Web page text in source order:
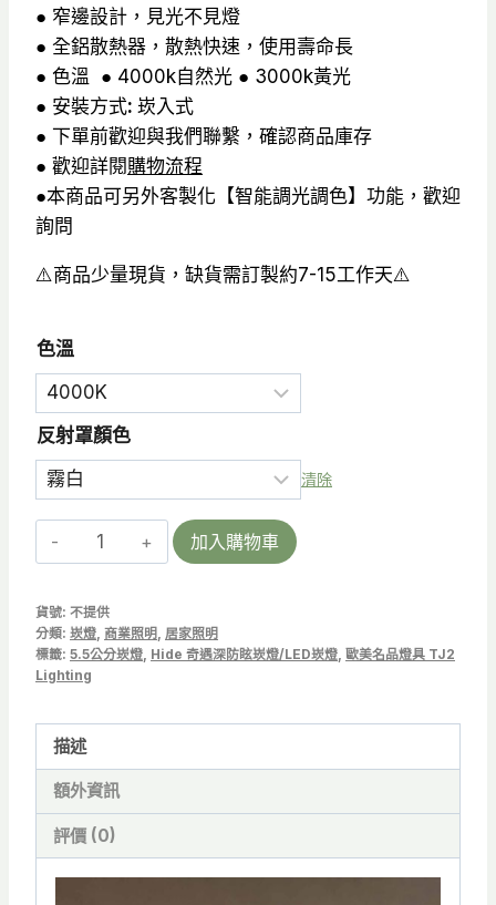
● 窄邊設計，見光不見燈
● 全鋁散熱器，散熱快速，使用壽命長
● 色溫 ● 4000k自然光 ● 3000k黃光
● 安裝方式: 崁入式
● 下單前歡迎與我們聯繫，確認商品庫存
● 歡迎詳閱購物流程
●本商品可另外客製化【智能調光調色】功能，歡迎
詢問
⚠️商品少量現貨，缺貨需訂製約7-15工作天⚠️
色溫
反射罩顏色
清除
【奇
遇
LED
深
防
崁
燈】
7W
Φ5.5
公
加入購物車
貨號: 不提供
分類: 崁燈, 商業照明 , 居家照明
標籤: 5.5公分崁燈, Hide 奇遇深防眩崁燈/LED崁燈, 歐美名品燈具 TJ2
Lighting
描述
額外資訊
評價 (0)